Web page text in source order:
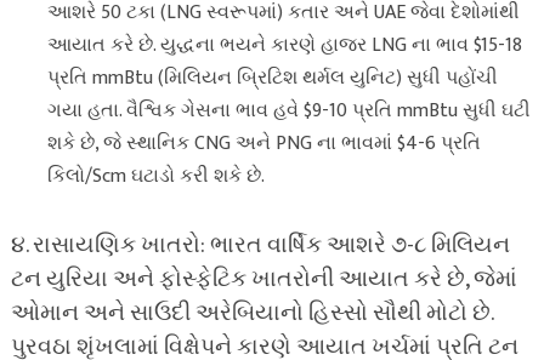
આશરે 50 ટકા (LNG સ્વરૂપમાં) કતાર અને UAE જેવા દેશોમાંથી
આયાત કરે છે. યુદ્ધના ભયને કારણે હાજર LNG ના ભાવ $15-18
પ્રતિ mmBtu (મિલિયન બ્રિટિશ થર્મલ યુનિટ) સુધી પહોંચી
ગયા હતા. વૈશ્વિક ગેસના ભાવ હવે $9-10 પ્રતિ mmBtu સુધી ઘટી
શકે છે, જે સ્થાનિક CNG અને PNG ના ભાવમાં $4-6 પ્રતિ
કિલો/Scm ઘટાડો કરી શકે છે.
૪. રાસાયણિક ખાતરો: ભારત વાર્ષિક આશરે ૭-૮ મિલિયન
ટન યુરિયા અને ફોસ્ફેટિક ખાતરોની આયાત કરે છે, જેમાં
ઓમાન અને સાઉદી અરેબિયાનો હિસ્સો સૌથી મોટો છે.
પુરવઠા શૃંખલામાં વિક્ષેપને કારણે આયાત ખર્ચમાં પ્રતિ ટન